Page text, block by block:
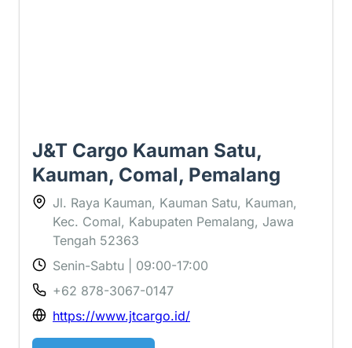
J&T Cargo Kauman Satu,
Kauman, Comal, Pemalang
Jl. Raya Kauman, Kauman Satu, Kauman,
Kec. Comal, Kabupaten Pemalang, Jawa
Tengah 52363
Senin-Sabtu | 09:00-17:00
+62 878-3067-0147
https://www.jtcargo.id/